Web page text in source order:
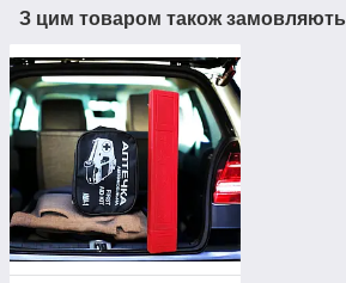
З цим товаром також замовляють